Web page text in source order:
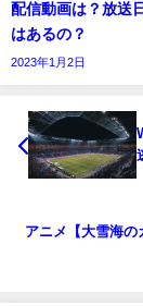
配信動画は？放送
はあるの？
2023年1月2日
アニメ【大雪海の